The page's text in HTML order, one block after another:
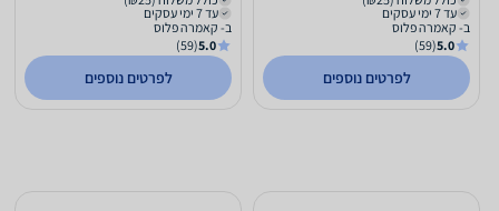
עד 7 ימי עסקים
ב- קאמרה פלוס
5.0
(59)
לפרטים נוספים
עד 7 ימי עסקים
ב- קאמרה פלוס
5.0
(59)
לפרטים נוספים